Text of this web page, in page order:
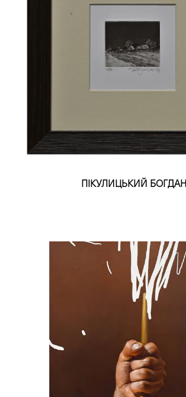
ПІКУЛИЦЬКИЙ БОГДАН